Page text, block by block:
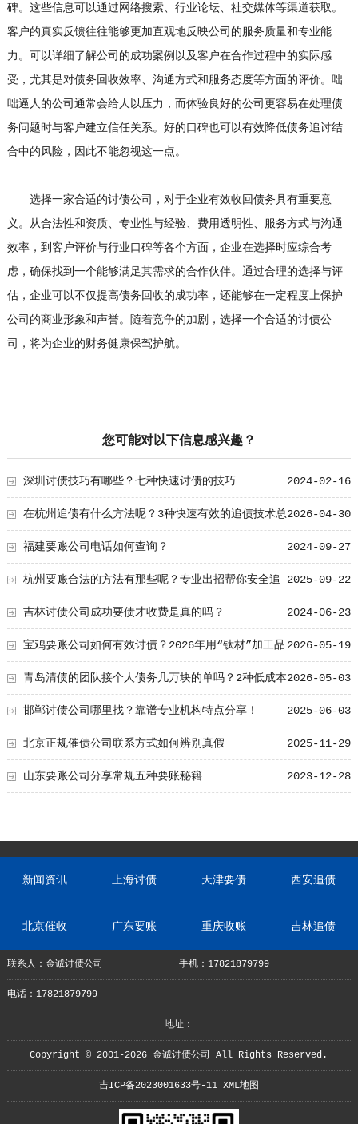
碑。这些信息可以通过网络搜索、行业论坛、社交媒体等渠道获取。
客户的真实反馈往往能够更加直观地反映公司的服务质量和专业能
力。可以详细了解公司的成功案例以及客户在合作过程中的实际感
受，尤其是对债务回收效率、沟通方式和服务态度等方面的评价。咄
咄逼人的公司通常会给人以压力，而体验良好的公司更容易在处理债
务问题时与客户建立信任关系。好的口碑也可以有效降低债务追讨结
合中的风险，因此不能忽视这一点。
选择一家合适的讨债公司，对于企业有效收回债务具有重要意
义。从合法性和资质、专业性与经验、费用透明性、服务方式与沟通
效率，到客户评价与行业口碑等各个方面，企业在选择时应综合考
虑，确保找到一个能够满足其需求的合作伙伴。通过合理的选择与评
估，企业可以不仅提高债务回收的成功率，还能够在一定程度上保护
公司的商业形象和声誉。随着竞争的加剧，选择一个合适的讨债公
司，将为企业的财务健康保驾护航。
您可能对以下信息感兴趣？
2024-02-16
深圳讨债技巧有哪些？七种快速讨债的技巧
2026-04-30
在杭州追债有什么方法呢？3种快速有效的追债技术总
结！ 2024-09-27
福建要账公司电话如何查询？
2025-09-22
杭州要账合法的方法有那些呢？专业出招帮你安全追
讨欠款 2024-06-23
吉林讨债公司成功要债才收费是真的吗？
2026-05-19
宝鸡要账公司如何有效讨债？2026年用“钛材”加工品
抵债，价值高 2026-05-03
青岛清债的团队接个人债务几万块的单吗？2种低成本
催收方案 2025-06-03
邯郸讨债公司哪里找？靠谱专业机构特点分享！
2025-11-29
北京正规催债公司联系方式如何辨别真假
2023-12-28
山东要账公司分享常规五种要账秘籍
新闻资讯 上海讨债 天津要债 西安追债
北京催收 广东要账 重庆收账 吉林追债
联系人：金诚讨债公司 手机：17821879799
电话：17821879799
地址：
Copyright © 2001-2026 金诚讨债公司 All Rights Reserved.
吉ICP备2023001633号-11 XML地图